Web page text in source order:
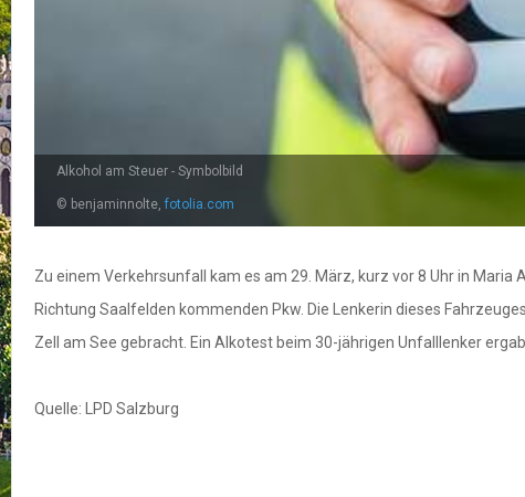
Alkohol am Steuer - Symbolbild
© benjaminnolte, fotolia.com
Zu einem Verkehrsunfall kam es am 29. März, kurz vor 8 Uhr in
Richtung Saalfelden kommenden Pkw. Die Lenkerin dieses
Zell am See gebracht. Ein Alkotest beim 30-jährigen Unfalllenker
Quelle: LPD Salzburg